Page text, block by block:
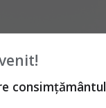
consimțământul